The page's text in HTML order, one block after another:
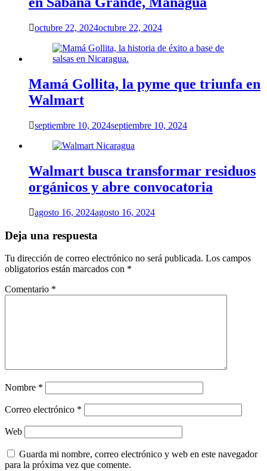
octubre 22, 2024octubre 22, 2024
Mamá Gollita, la pyme que triunfa en
Walmart
septiembre 10, 2024septiembre 10, 2024
Walmart busca transformar residuos
orgánicos y abre convocatoria
agosto 16, 2024agosto 16, 2024
Deja una respuesta
Tu dirección de correo electrónico no será publicada. Los campos
obligatorios están marcados con *
Comentario *
Nombre *
Correo electrónico *
Web
Guarda mi nombre, correo electrónico y web en este navegador
para la próxima vez que comente.